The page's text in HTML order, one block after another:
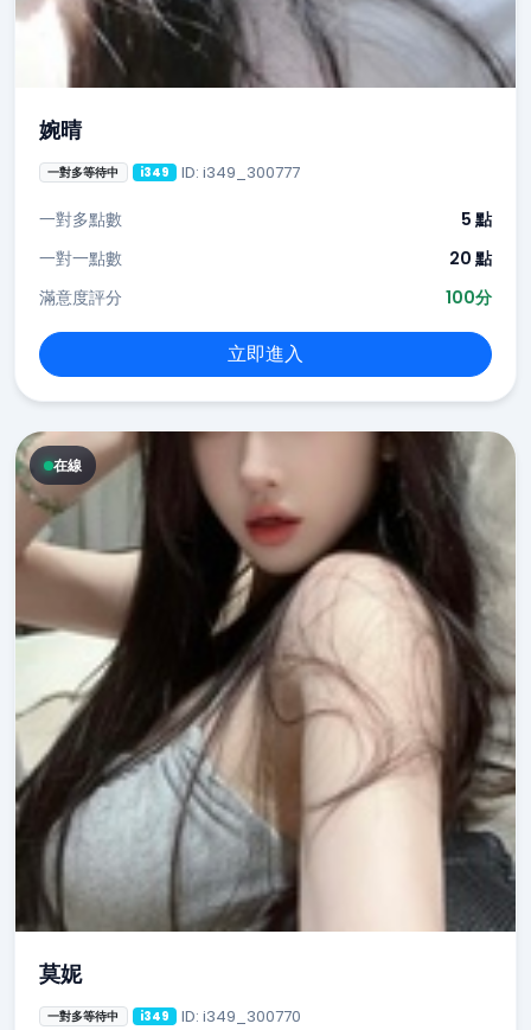
婉晴
一對多等待中 i349 ID: i349_300777
一對多點數
5 點
一對一點數
20 點
滿意度評分
100分
立即進入
在線
莫妮
一對多等待中 i349 ID: i349_300770